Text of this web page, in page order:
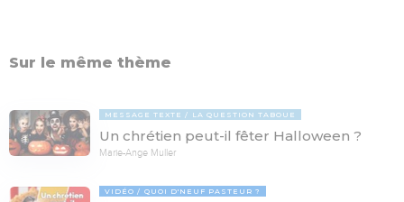
Sur le même thème
MESSAGE TEXTE LA QUESTION TABOUE
Un chrétien peut-il fêter Halloween ?
Marie-Ange Muller
VIDÉO QUOI D'NEUF PASTEUR ?